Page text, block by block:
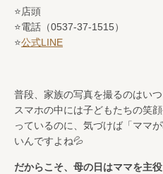
⭐️店頭
⭐️電話（0537-37-1515）
⭐️公式LINE
普段、家族の写真を撮るのはい
スマホの中には子どもたちの笑
っているのに、気づけば「ママ
いんですよね💦
だからこそ、母の日はママを主